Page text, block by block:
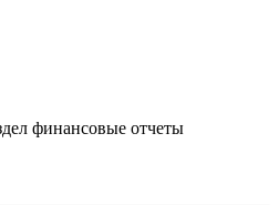
финансовые отчеты